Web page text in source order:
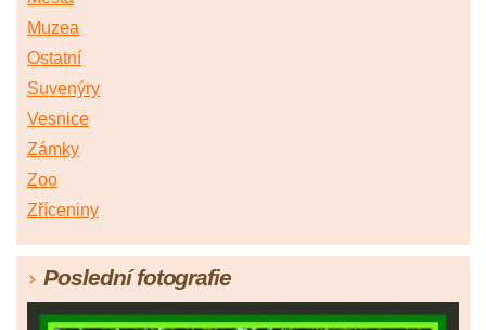
Muzea
Ostatní
Suvenýry
Vesnice
Zámky
Zoo
Zříceniny
Poslední fotografie